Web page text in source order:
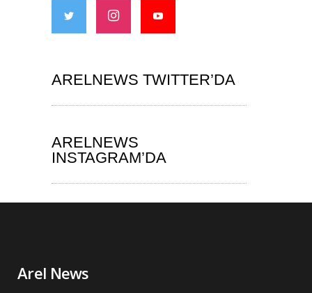
ARELNEWS TWITTER’DA
ARELNEWS
INSTAGRAM’DA
Arel News